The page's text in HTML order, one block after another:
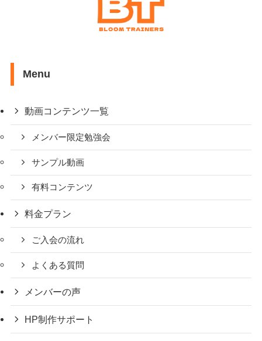
Menu
動画コンテンツ一覧
メンバー限定勉強会
サンプル動画
有料コンテンツ
料金プラン
ご入会の流れ
よくある質問
メンバーの声
HP制作サポート